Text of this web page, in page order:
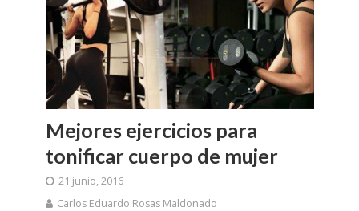
Mejores ejercicios para
tonificar cuerpo de mujer
21 junio, 2016
Carlos Eduardo Rosas Maldonado